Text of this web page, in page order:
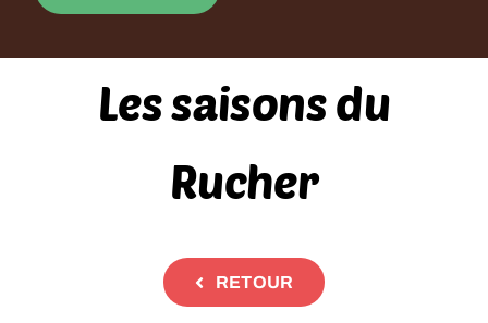
NOS ACTIONS
CALENDRIER
LE RUCHER EN IMAGE
Les saisons du
Rucher
RETOUR